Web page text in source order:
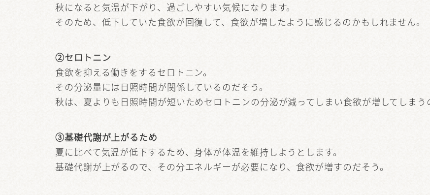
秋になると気温が下がり、過ごしやすい気候になります。
そのため、低下していた食欲が回復して、食欲が増したように感じるのかもしれません。
②セロトニン
食欲を抑える働きをするセロトニン。
その分泌量には日照時間が関係しているのだそう。
秋は、夏よりも日照時間が短いためセロトニンの分泌が減ってしまい食欲が増してしまう
③基礎代謝が上がるため
夏に比べて気温が低下するため、身体が体温を維持しようとします。
基礎代謝が上がるので、その分エネルギーが必要になり、食欲が増すのだそう。